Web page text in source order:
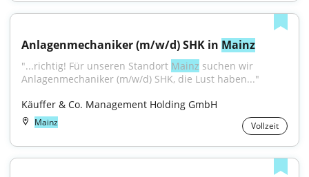
Anlagenmechaniker (m/w/d) SHK in Mainz
"...richtig! Für unseren Standort Mainz suchen wir
Anlagenmechaniker (m/w/d) SHK, die Lust haben..."
Käuffer & Co. Management Holding GmbH
Mainz Vollzeit